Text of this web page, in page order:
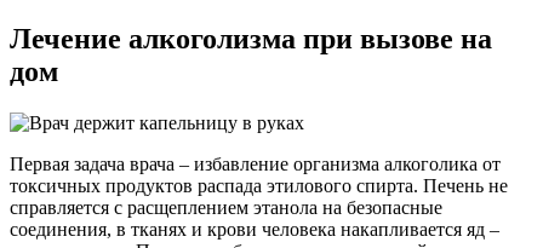
Лечение алкоголизма при вызове на
дом
Первая задача врача – избавление организма алкоголика от
токсичных продуктов распада этилового спирта. Печень не
справляется с расщеплением этанола на безопасные
соединения, в тканях и крови человека накапливается яд –